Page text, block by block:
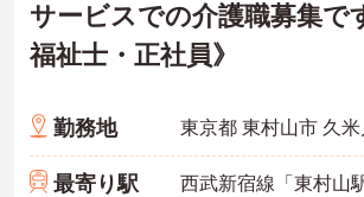
サービスでの介護職募集で
福祉士・正社員》
勤務地
最寄り駅